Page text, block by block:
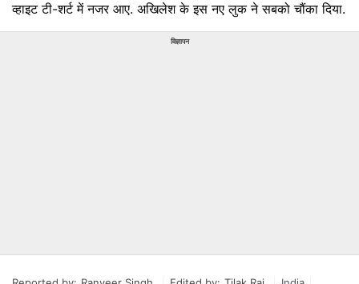
व्हाइट टी-शर्ट में नजर आए. अखिलेश के इस नए लुक ने सबको चौंका दिया.
विज्ञापन